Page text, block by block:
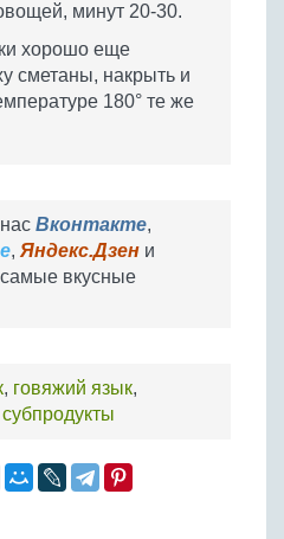
минут 20-30.
хорошо еще
сметаны, накрыть и
180° те же
Вконтакте,
, Яндекс.Дзен и
вкусные
, говяжий язык,
субпродукты